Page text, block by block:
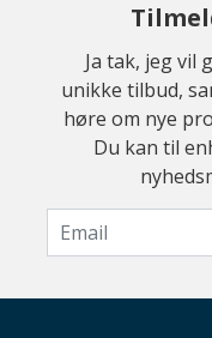
Ja tak, jeg vil
unikke tilbud,
høre om nye
Du kan til